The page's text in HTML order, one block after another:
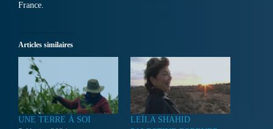
France.
Articles similaires
UNE TERRE À SOI
LEÏLA SHAHID